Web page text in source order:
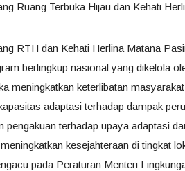
Ruang Terbuka Hijau dan Kehati
RTH dan Kehati Herlina Matana
berlingkup nasional yang dikelola
meningkatkan keterlibatan
adaptasi terhadap dampak
pengakuan terhadap upaya adaptasi
kesejahteraan di tingkat
pada Peraturan Menteri